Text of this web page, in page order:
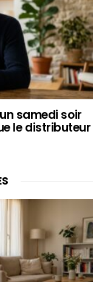
samedi soir
le distributeur